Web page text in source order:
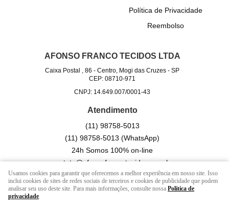
Política de Privacidade
Reembolso
AFONSO FRANCO TECIDOS LTDA
Caixa Postal , 86 -Centro, Mogi das Cruzes -SP
CEP: 08710-971
CNPJ: 14.649.007/0001-43
Atendimento
(11) 98758-5013
(11) 98758-5013(WhatsApp)
24h Somos 100% on-line
contato@afonsofrancotecidos.com.br
LOJA VIRTUAL CRIADA POR
Usamos cookies para garantir que oferecemos a melhor experiência em nosso site. Isso
inclui cookies de sites de redes sociais de terceiros e cookies de publicidade que podem
analisar seu uso deste site. Para mais informações, consulte nossa Política de
privacidade.